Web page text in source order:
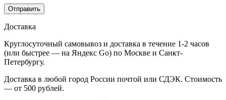
Доставка
Круглосуточный самовывоз и доставка в течение 1-2 часов
(или быстрее — на Яндекс Go) по Москве и Санкт-
Петербургу.
Доставка в любой город России почтой или СДЭК. Стоимость
— от 500 рублей.